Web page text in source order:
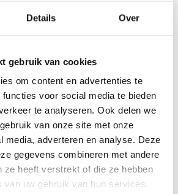
Details Over
gebruik van cookies
om content en advertenties te
voor social media te bieden
te analyseren. Ook delen we
van onze site met onze
media, adverteren en analyse. Deze
gegevens combineren met andere
ze heeft verstrekt of die ze hebben
van uw gebruik van hun services.
zijn de verschillen en wat heb jij